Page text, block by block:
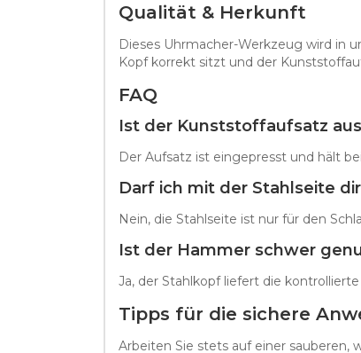
Qualität & Herkunft
Dieses Uhrmacher-Werkzeug wird in
Kopf korrekt sitzt und der
FAQ
Ist der Kunststoffaufsatz
Der Aufsatz ist eingepresst und hält
Darf ich mit der Stahlseite
Nein, die Stahlseite ist nur für den
Ist der Hammer schwer
Ja, der Stahlkopf liefert die
Tipps für die sichere
Arbeiten Sie stets auf einer sauberen,